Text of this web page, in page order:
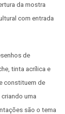
da mostra
com entrada
de
tinta acrílica e
constituem de
uma
são o tema